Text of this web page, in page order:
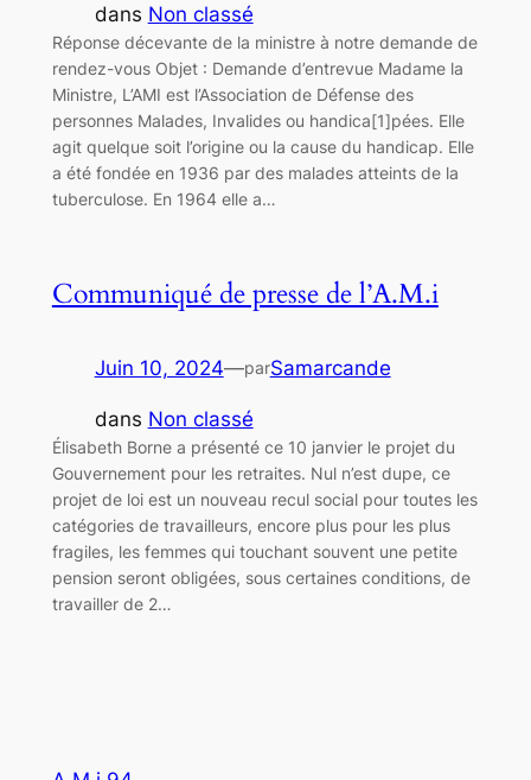
dans Non classé
Réponse décevante de la ministre à notre demande de
rendez-vous Objet : Demande d’entrevue Madame la
Ministre, L’AMI est l’Association de Défense des
personnes Malades, Invalides ou handica[1]pées. Elle
agit quelque soit l’origine ou la cause du handicap. Elle
a été fondée en 1936 par des malades atteints de la
tuberculose. En 1964 elle a…
Communiqué de presse de l’A.M.i
Juin 10, 2024—parSamarcande
dans Non classé
Élisabeth Borne a présenté ce 10 janvier le projet du
Gouvernement pour les retraites. Nul n’est dupe, ce
projet de loi est un nouveau recul social pour toutes les
catégories de travailleurs, encore plus pour les plus
fragiles, les femmes qui touchant souvent une petite
pension seront obligées, sous certaines conditions, de
travailler de 2…